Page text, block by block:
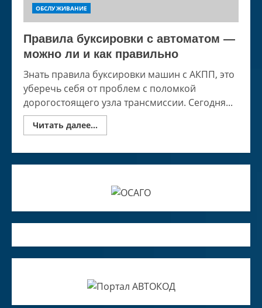
ОБСЛУЖИВАНИЕ
Правила буксировки с автоматом —
можно ли и как правильно
Знать правила буксировки машин с АКПП, это
уберечь себя от проблем с поломкой
дорогостоящего узла трансмиссии. Сегодня...
Читать далее...
more
с
можно
как
правильно